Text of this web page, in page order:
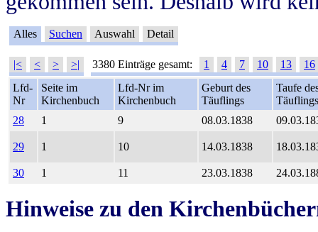
Alles Suchen Auswahl Detail
|< < > >| 3380 Einträge gesamt: 1 4 7 10 13
16
Lfd-
Nr
Seite im
Kirchenbuch
Lfd-Nr im
Kirchenbuch
Geburt des
Täuflings
Taufe
Täuflings
28
1 9 08.03.1838
29 1 10 14.03.1838
30 1 11 23.03.1838
Hinweise zu den